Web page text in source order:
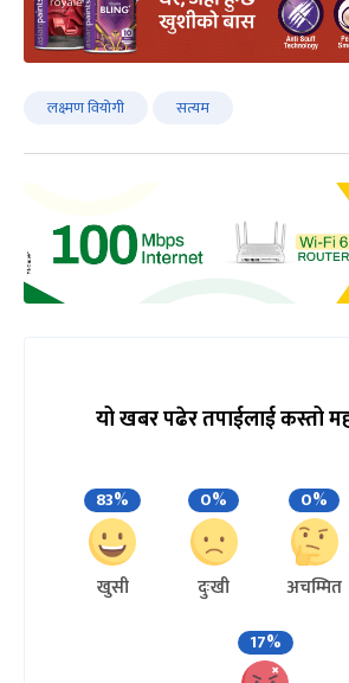
लक्ष्मण वियोगी सत्यम
यो खबर पढेर तपाईलाई कस्तो
83%
खुसी
0%
दुःखी
0%
अचम्मित
17%